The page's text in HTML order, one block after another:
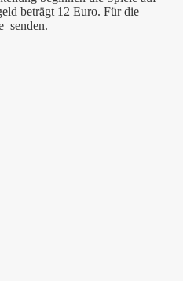
beträgt 12 Euro. Für die
senden.